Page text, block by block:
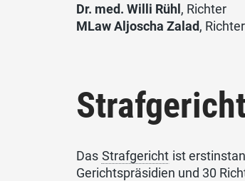
Dr. med. Willi Rühl, Richter
MLaw Aljoscha Zalad, Richter
Das Strafgericht ist
Gerichtspräsidien und 30